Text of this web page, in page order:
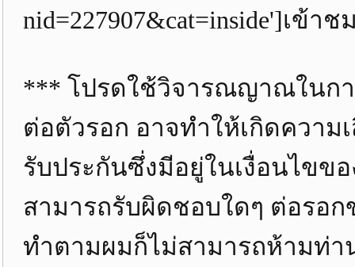
nid=227907&cat=inside']เข้าช
*** โปรดใช้วิจารณญาณในกา
ต่อตัวรอก อาจทำให้เกิดความ
รับประกันซึ่งมีอยู่ในเงื่อนไขข
สามารถรับผิดชอบใดๆ ต่อรอ
ทำตามผมก็ไม่สามารถห้ามท่